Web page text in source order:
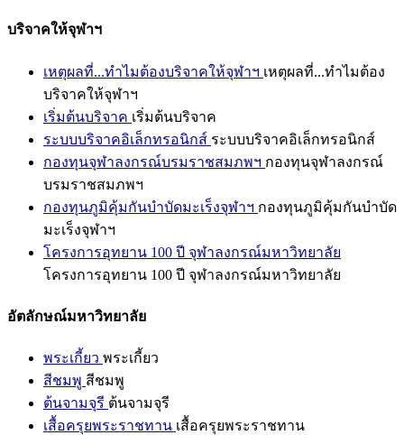
บริจาคให้จุฬาฯ
เหตุผลที่...ทำไมต้องบริจาคให้จุฬาฯ เหตุผลที่...ทำไมต้อง
บริจาคให้จุฬาฯ
เริ่มต้นบริจาค เริ่มต้นบริจาค
ระบบบริจาคอิเล็กทรอนิกส์ ระบบบริจาคอิเล็กทรอนิกส์
กองทุนจุฬาลงกรณ์บรมราชสมภพฯ กองทุนจุฬาลงกรณ์
บรมราชสมภพฯ
กองทุนภูมิคุ้มกันบำบัดมะเร็งจุฬาฯ กองทุนภูมิคุ้มกันบำบัด
มะเร็งจุฬาฯ
โครงการอุทยาน 100 ปี จุฬาลงกรณ์มหาวิทยาลัย
โครงการอุทยาน 100 ปี จุฬาลงกรณ์มหาวิทยาลัย
อัตลักษณ์มหาวิทยาลัย
พระเกี้ยว พระเกี้ยว
สีชมพู สีชมพู
ต้นจามจุรี ต้นจามจุรี
เสื้อครุยพระราชทาน เสื้อครุยพระราชทาน